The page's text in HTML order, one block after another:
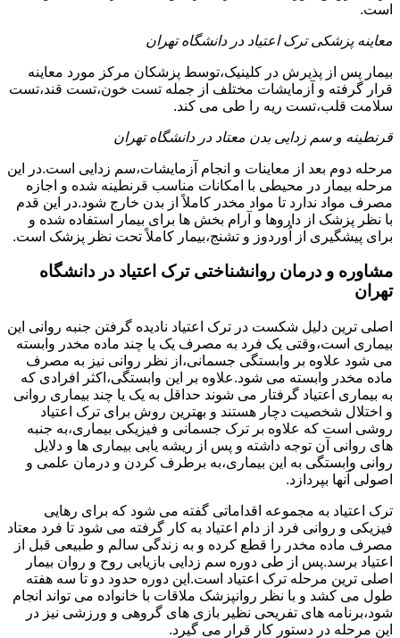
است.
معاینه پزشکی ترک اعتیاد در دانشگاه تهران
بیمار پس از پذیرش در کلینیک،توسط پزشکان مرکز مورد معاینه
قرار گرفته و آزمایشات مختلف از جمله تست خون،تست قند،تست
سلامت قلب،تست ریه را طی می کند.
قرنطینه و سم زدایی بدن معتاد در دانشگاه تهران
مرحله دوم بعد از معاینات و انجام آزمایشات،سم زدایی است.در این
مرحله بیمار در محیطی با امکانات مناسب قرنطینه شده و اجازه
مصرف مواد ندارد تا مواد مخدر کاملاً از بدن خارج شود.در این قدم
با نظر پزشک از داروها و آرام بخش ها برای بیمار استفاده شده و
برای پیشگیری از اُوردوز و تشنج،بیمار کاملاً تحت نظر پزشک است.
مشاوره و درمان روانشناختی ترک اعتیاد در دانشگاه
تهران
اصلی ترین دلیل شکست در ترک اعتیاد نادیده گرفتن جنبه روانی این
بیماری است،وقتی یک فرد به مصرف یک یا چند ماده مخدر وابسته
می شود علاوه بر وابستگی جسمانی،از نظر روانی نیز به مصرف
ماده مخدر وابسته می شود.علاوه بر این وابستگی،اکثر افرادی که
به بیماری اعتیاد گرفتار می شوند حداقل به یک یا چند بیماری روانی
و اختلال شخصیت دچار هستند و بهترین روش برای ترک اعتیاد
روشی است که علاوه بر ترک جسمانی و فیزیکی بیماری،به جنبه
های روانی آن توجه داشته و پس از ریشه یابی بیماری ها و دلایل
روانی وابستگی به این بیماری،به برطرف کردن و درمان علمی و
اصولی آنها بپردازد.
ترک اعتیاد به مجموعه اقداماتی گفته می شود که برای رهایی
فیزیکی و روانی فرد از دام اعتیاد به کار گرفته می شود تا فرد معتاد
مصرف ماده مخدر را قطع کرده و به زندگی سالم و طبیعی قبل از
اعتیاد برسد.پس از طی دوره سم زدایی بازیابی روح و روان بیمار
اصلی ترین مرحله ترک اعتیاد است.این دوره حدود دو تا سه هفته
طول می کشد و با نظر روانپزشک ملاقات با خانواده می تواند انجام
شود،برنامه های تفریحی نظیر بازی های گروهی و ورزشی نیز در
این مرحله در دستور کار قرار می گیرد.